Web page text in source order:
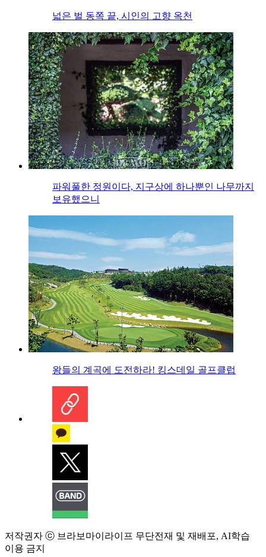
넓은 벌 동쪽 끝, 시인의 고향 옥천
파워풀한 정원이다, 지구상에 하나뿐인 나무까지
보유했으니
왕들의 계곡에 도전하라! 킹스데일 골프클럽
저작권자 ⓒ 브라보마이라이프 무단전재 및 재배포, AI학습
이용 금지